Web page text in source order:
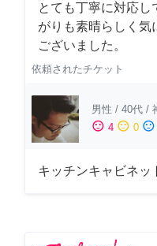
とても丁寧に対応し
がりも素晴らしく気
ございました。
依頼されたチケット
男性 / 40代 /
sentiment_satisfied 4 sentiment_neutral 0 sentiment_dissatisfied
キッチンキャビネッ